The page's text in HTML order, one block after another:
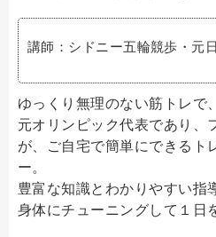
講師：シドニー五輪競歩・元
ゆっくり無理のない筋トレで
元オリンピック代表であり、
が、ご自宅で簡単にできるト
ー。
豊富な知識とわかりやすい指
身体にチューニングして１日